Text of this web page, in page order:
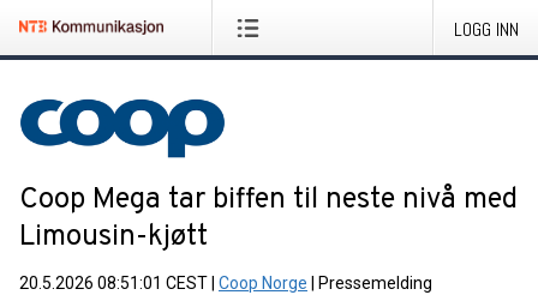
LOGG INN
Coop Mega tar biffen til neste nivå med
Limousin-kjøtt
20.5.2026 08:51:01 CEST Coop Norge Pressemelding